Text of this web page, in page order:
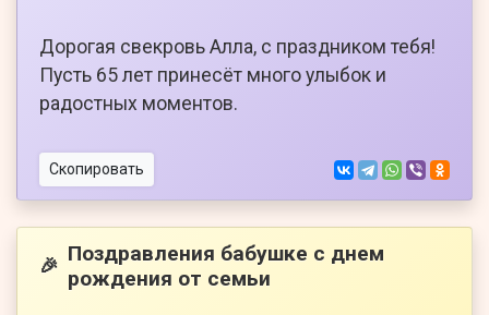
Дорогая свекровь Алла, с праздником тебя!
Пусть 65 лет принесёт много улыбок и
радостных моментов.
Скопировать
🎉 Поздравления бабушке с днем
рождения от семьи